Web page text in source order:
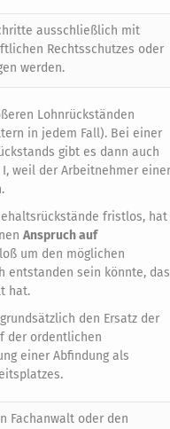
ausschließlich mit
Rechtsschutzes oder
werden.
Lohnrückständen
in jedem Fall). Bei einer
gibt es dann auch
weil der Arbeitnehmer
fristlos, hat
Anspruch auf
um den möglichen
entstanden sein könnte,
hat.
den Ersatz der
der ordentlichen
einer Abfindung als
Fachanwalt oder den